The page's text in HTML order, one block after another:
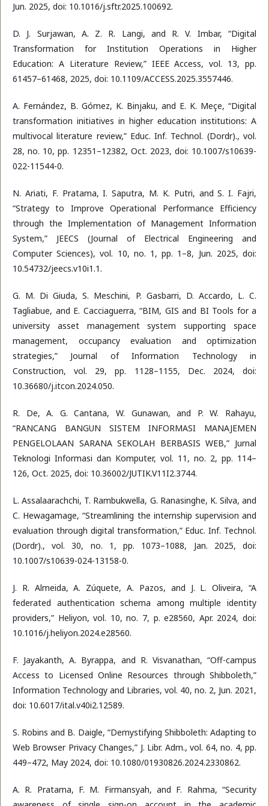
Jun. 2025, doi: 10.1016/j.sftr.2025.100692.
D. J. Surjawan, A. Z. R. Langi, and R. V. Imbar, “Digital
Transformation for Institution Operations in Higher
Education: A Literature Review,” IEEE Access, vol. 13, pp.
61457–61468, 2025, doi: 10.1109/ACCESS.2025.3557446.
A. Fernández, B. Gómez, K. Binjaku, and E. K. Meçe, “Digital
transformation initiatives in higher education institutions: A
multivocal literature review,” Educ. Inf. Technol. (Dordr)., vol.
28, no. 10, pp. 12351–12382, Oct. 2023, doi: 10.1007/s10639-
022-11544-0.
N. Ariati, F. Pratama, I. Saputra, M. K. Putri, and S. I. Fajri,
“Strategy to Improve Operational Performance Efficiency
through the Implementation of Management Information
System,” JEECS (Journal of Electrical Engineering and
Computer Sciences), vol. 10, no. 1, pp. 1–8, Jun. 2025, doi:
10.54732/jeecs.v10i1.1.
G. M. Di Giuda, S. Meschini, P. Gasbarri, D. Accardo, L. C.
Tagliabue, and E. Cacciaguerra, “BIM, GIS and BI Tools for a
university asset management system supporting space
management, occupancy evaluation and optimization
strategies,” Journal of Information Technology in
Construction, vol. 29, pp. 1128–1155, Dec. 2024, doi:
10.36680/j.itcon.2024.050.
R. De, A. G. Cantana, W. Gunawan, and P. W. Rahayu,
“RANCANG BANGUN SISTEM INFORMASI MANAJEMEN
PENGELOLAAN SARANA SEKOLAH BERBASIS WEB,” Jurnal
Teknologi Informasi dan Komputer, vol. 11, no. 2, pp. 114–
126, Oct. 2025, doi: 10.36002/JUTIK.V11I2.3744.
L. Assalaarachchi, T. Rambukwella, G. Ranasinghe, K. Silva, and
C. Hewagamage, “Streamlining the internship supervision and
evaluation through digital transformation,” Educ. Inf. Technol.
(Dordr)., vol. 30, no. 1, pp. 1073–1088, Jan. 2025, doi:
10.1007/s10639-024-13158-0.
J. R. Almeida, A. Zúquete, A. Pazos, and J. L. Oliveira, “A
federated authentication schema among multiple identity
providers,” Heliyon, vol. 10, no. 7, p. e28560, Apr. 2024, doi:
10.1016/j.heliyon.2024.e28560.
F. Jayakanth, A. Byrappa, and R. Visvanathan, “Off-campus
Access to Licensed Online Resources through Shibboleth,”
Information Technology and Libraries, vol. 40, no. 2, Jun. 2021,
doi: 10.6017/ital.v40i2.12589.
S. Robins and B. Daigle, “Demystifying Shibboleth: Adapting to
Web Browser Privacy Changes,” J. Libr. Adm., vol. 64, no. 4, pp.
449–472, May 2024, doi: 10.1080/01930826.2024.2330862.
A. R. Pratama, F. M. Firmansyah, and F. Rahma, “Security